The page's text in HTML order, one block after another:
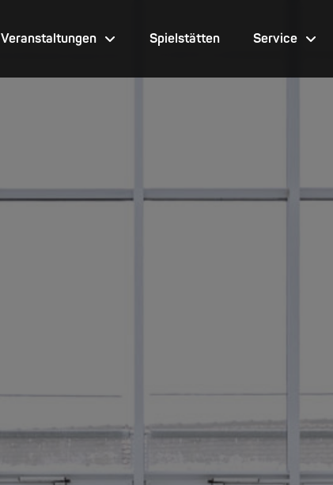
Veranstaltungen Spielstätten Service